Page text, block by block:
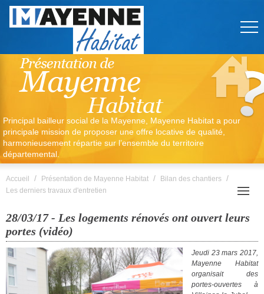
Principal bailleur social de la Mayenne, Mayenne Habitat a pour
principale mission de proposer une offre locative de qualité,
harmonieusement répartie sur l’ensemble du territoire
départemental.
Accueil / Présentation de Mayenne Habitat / Bilan des chantiers /
Les derniers travaux d'entretien
28/03/17 - Les logements rénovés ont ouvert leurs
portes (vidéo)
Jeudi 23 mars 2017,
Mayenne Habitat
organisait des
portes-ouvertes à